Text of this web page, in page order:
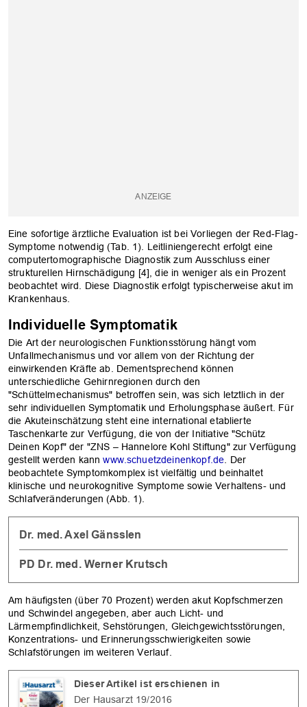
Eine sofortige ärztliche Evaluation ist bei Vorliegen der Red-Flag-
Symptome notwendig (Tab. 1). Leitliniengerecht erfolgt eine
computertomographische Diagnostik zum Ausschluss einer
strukturellen Hirnschädigung [4], die in weniger als ein Prozent
beobachtet wird. Diese Diagnostik erfolgt typischerweise akut im
Krankenhaus.
Individuelle Symptomatik
Die Art der neurologischen Funktionsstörung hängt vom
Unfallmechanismus und vor allem von der Richtung der
einwirkenden Kräfte ab. Dementsprechend können
unterschiedliche Gehirnregionen durch den
"Schüttelmechanismus" betroffen sein, was sich letztlich in der
sehr individuellen Symptomatik und Erholungsphase äußert. Für
die Akuteinschätzung steht eine international etablierte
Taschenkarte zur Verfügung, die von der Initiative "Schütz
Deinen Kopf" der "ZNS – Hannelore Kohl Stiftung" zur Verfügung
gestellt werden kannwww.schuetzdeinenkopf.de . Der
beobachtete Symptomkomplex ist vielfältig und beinhaltet
klinische und neurokognitive Symptome sowie Verhaltens- und
Schlafveränderungen (Abb. 1).
Dr. med. Axel Gänsslen
PD Dr. med. Werner Krutsch
Am häufigsten (über 70 Prozent) werden akut Kopfschmerzen
und Schwindel angegeben, aber auch Licht- und
Lärmempfindlichkeit, Sehstörungen, Gleichgewichtsstörungen,
Konzentrations- und Erinnerungsschwierigkeiten sowie
Schlafstörungen im weiteren Verlauf.
Dieser Artikel ist erschienen in
Der Hausarzt 19/2016